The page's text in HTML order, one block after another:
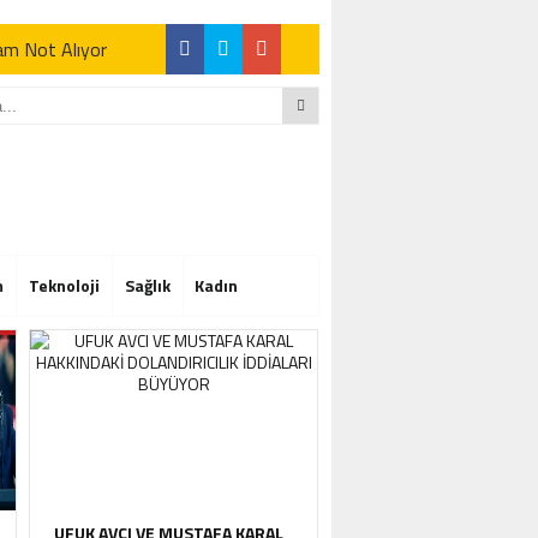
Not Alıyor
Not Alıyor
Teknoloji Sağlık Kadın
UFUK AVCI VE MUSTAFA KARAL